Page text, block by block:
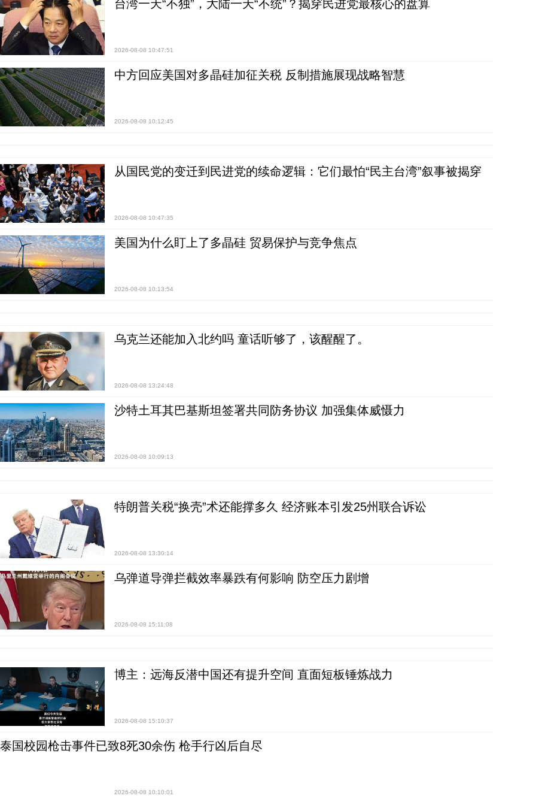
台湾一天“不独”，大陆一天“不统”？揭穿民进党最核心的盘算
2026-08-08 10:47:51
中方回应美国对多晶硅加征关税 反制措施展现战略智慧
2026-08-08 10:12:45
从国民党的变迁到民进党的续命逻辑：它们最怕“民主台湾”叙事被揭穿
2026-08-08 10:47:35
美国为什么盯上了多晶硅 贸易保护与竞争焦点
2026-08-08 10:13:54
乌克兰还能加入北约吗 童话听够了，该醒醒了。
2026-08-08 13:24:48
沙特土耳其巴基斯坦签署共同防务协议 加强集体威慑力
2026-08-08 10:09:13
特朗普关税“换壳”术还能撑多久 经济账本引发25州联合诉讼
2026-08-08 13:30:14
乌弹道导弹拦截效率暴跌有何影响 防空压力剧增
2026-08-08 15:11:08
博主：远海反潜中国还有提升空间 直面短板锤炼战力
2026-08-08 15:10:37
泰国校园枪击事件已致8死30余伤 枪手行凶后自尽
2026-08-08 10:10:01